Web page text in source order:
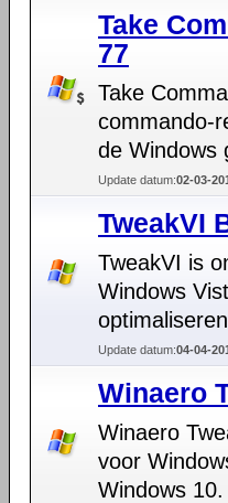
Take
77
Take
commando-
de Windows
Update datum:02-03-
TweakVI
TweakVI is
Windows
Update datum:04-04-
Winaero
Winaero
voor
Windows 10.